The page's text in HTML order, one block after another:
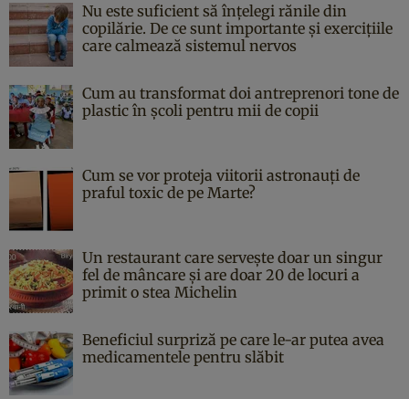
Nu este suficient să înțelegi rănile din
copilărie. De ce sunt importante și exercițiile
care calmează sistemul nervos
Cum au transformat doi antreprenori tone de
plastic în școli pentru mii de copii
Cum se vor proteja viitorii astronauți de
praful toxic de pe Marte?
Un restaurant care servește doar un singur
fel de mâncare și are doar 20 de locuri a
primit o stea Michelin
Beneficiul surpriză pe care le-ar putea avea
medicamentele pentru slăbit